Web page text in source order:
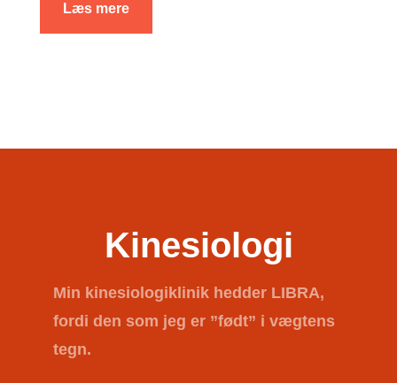
Læs mere
Kinesiologi
Min kinesiologiklinik hedder LIBRA,
fordi den som jeg er ”født” i vægtens
tegn.